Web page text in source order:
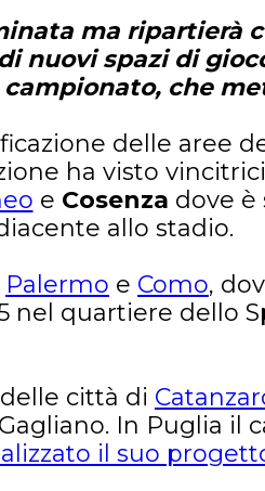
ma ripartierà
nuovi spazi di
che
delle aree
ha visto
e Cosenza dove
allo stadio.
Palermo e Como,
quartiere dello
città di
In Puglia il
il suo